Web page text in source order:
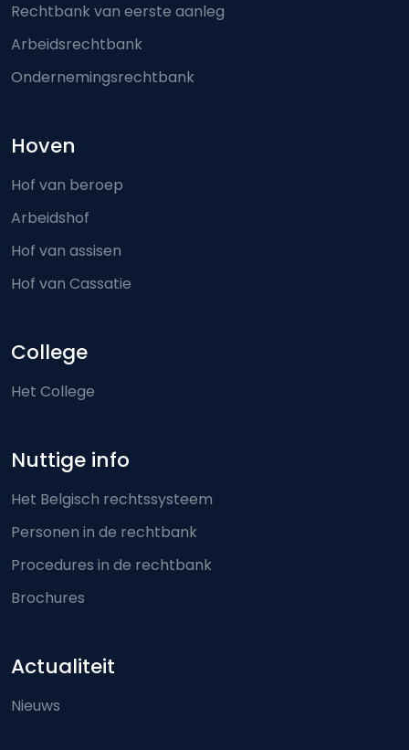
Rechtbank van eerste aanleg
Arbeidsrechtbank
Ondernemingsrechtbank
Hoven
Hof van beroep
Arbeidshof
Hof van assisen
Hof van Cassatie
College
Het College
Nuttige info
Het Belgisch rechtssysteem
Personen in de rechtbank
Procedures in de rechtbank
Brochures
Actualiteit
Nieuws